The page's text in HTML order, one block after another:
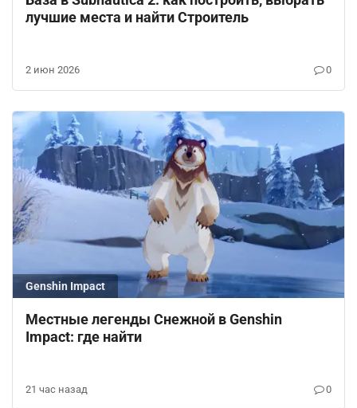
лучшие места и найти Строитель
2 июн 2026 0
Genshin Impact
Местные легенды Снежной в Genshin
Impact: где найти
21 час назад 0